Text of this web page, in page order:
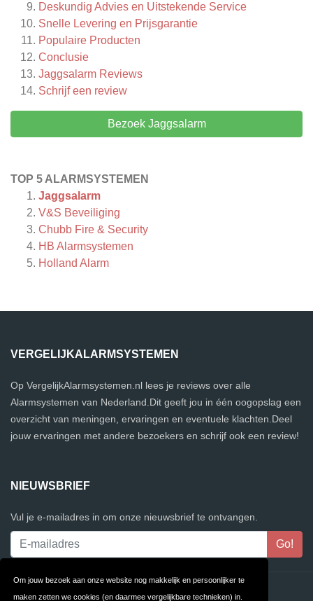
Om jouw bezoek aan onze website nog makkelijk en persoonlijker te
maken zetten we cookies (en daarmee vergelijkbare technieken) in.
Deskundig Advies en Uitstekende Service
Snelle Levering en Prijsgarantie
Populaire Producten
Conclusie
Jaggsalarm Reviews
Schrijf een review
Bezoek Jaggsalarm
TOP 5 ALARMSYSTEMEN
Jaggsalarm
V&S Beveiliging
Chubb Fire & Security
HB Alarmsystemen
Holland Alarm
VERGELIJKALARMSYSTEMEN
Op VergelijkAlarmsystemen.nl lees je reviews over alle
Alarmsystemen van Nederland.Dit geeft jou in één oogopslag een
overzicht van meningen, ervaringen en eventuele klachten.Deel
jouw ervaringen met andere bezoekers en schrijf ook een review!
NIEUWSBRIEF
Vul je e-mailadres in om onze nieuwsbrief te ontvangen.
Contact Privacy